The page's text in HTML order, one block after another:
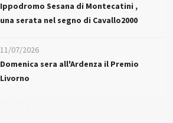
Ippodromo Sesana di Montecatini ,
una serata nel segno di Cavallo2000
11/07/2026
Domenica sera all'Ardenza il Premio
Livorno